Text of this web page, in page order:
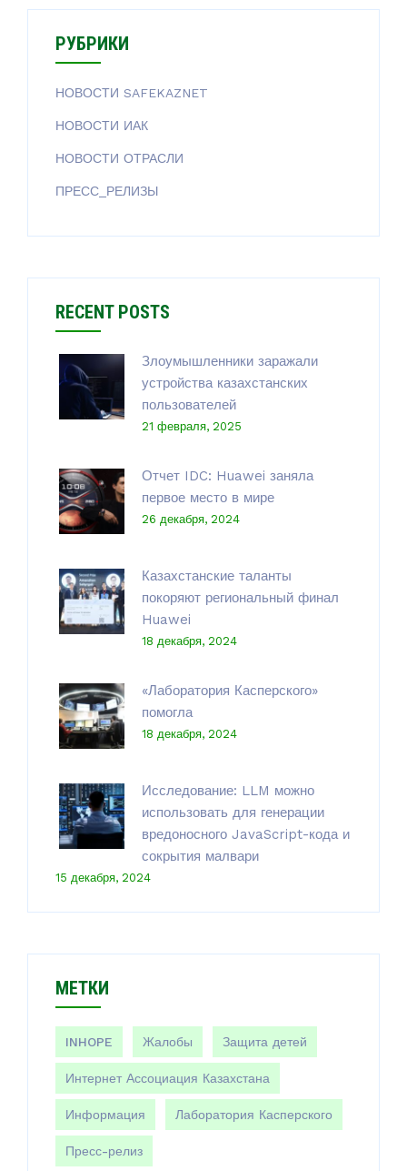
РУБРИКИ
НОВОСТИ SAFEKAZNET
НОВОСТИ ИАК
НОВОСТИ ОТРАСЛИ
ПРЕСС_РЕЛИЗЫ
RECENT POSTS
Злоумышленники заражали
устройства казахстанских
пользователей
21 февраля, 2025
Отчет IDC: Huawei заняла
первое место в мире
26 декабря, 2024
Казахстанские таланты
покоряют региональный финал
Huawei
18 декабря, 2024
«Лаборатория Касперского»
помогла
18 декабря, 2024
Исследование: LLM можно
использовать для генерации
вредоносного JavaScript-кода и
сокрытия малвари
15 декабря, 2024
МЕТКИ
INHOPE Жалобы Защита детей
Интернет Ассоциация Казахстана
Информация Лаборатория Касперского
Пресс-релиз